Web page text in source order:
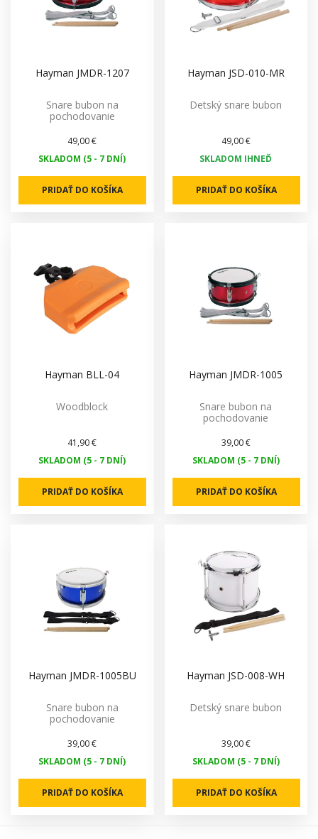
Hayman JMDR-1207
Snare bubon na
pochodovanie
49,00 €
SKLADOM (5 - 7 DNÍ)
PRIDAŤ DO KOŠÍKA
Hayman JSD-010-MR
Detský snare bubon
49,00 €
SKLADOM IHNEĎ
PRIDAŤ DO KOŠÍKA
Hayman BLL-04
Woodblock
41,90 €
SKLADOM (5 - 7 DNÍ)
PRIDAŤ DO KOŠÍKA
Hayman JMDR-1005
Snare bubon na
pochodovanie
39,00 €
SKLADOM (5 - 7 DNÍ)
PRIDAŤ DO KOŠÍKA
Hayman JMDR-1005BU
Snare bubon na
pochodovanie
39,00 €
SKLADOM (5 - 7 DNÍ)
PRIDAŤ DO KOŠÍKA
Hayman JSD-008-WH
Detský snare bubon
39,00 €
SKLADOM (5 - 7 DNÍ)
PRIDAŤ DO KOŠÍKA